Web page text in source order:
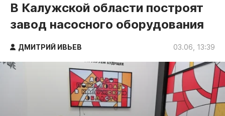
Новости компаний
Статьи
Народные новости
Авто и транспорт
Благоустройство
Криминал
В Калужской области построят
завод насосного оборудования
ДМИТРИЙ ИВЬЕВ 03.06, 13:39